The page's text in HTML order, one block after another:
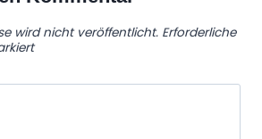
wird nicht veröffentlicht. Erforderliche